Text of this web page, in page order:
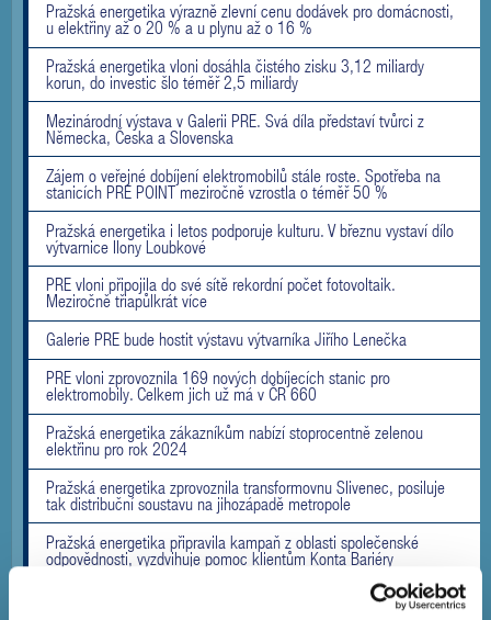
Pražská energetika výrazně zlevní cenu dodávek pro domácnosti,
u elektřiny až o 20 % a u plynu až o 16 %
Pražská energetika vloni dosáhla čistého zisku 3,12 miliardy
korun, do investic šlo téměř 2,5 miliardy
Mezinárodní výstava v Galerii PRE. Svá díla představí tvůrci z
Německa, Česka a Slovenska
Zájem o veřejné dobíjení elektromobilů stále roste. Spotřeba na
stanicích PRE POINT meziročně vzrostla o téměř 50 %
Pražská energetika i letos podporuje kulturu. V březnu vystaví dílo
výtvarnice Ilony Loubkové
PRE vloni připojila do své sítě rekordní počet fotovoltaik.
Meziročně třiapůlkrát více
Galerie PRE bude hostit výstavu výtvarníka Jiřího Lenečka
PRE vloni zprovoznila 169 nových dobíjecích stanic pro
elektromobily. Celkem jich už má v ČR 660
Pražská energetika zákazníkům nabízí stoprocentně zelenou
elektřinu pro rok 2024
Pražská energetika zprovoznila transformovnu Slivenec, posiluje
tak distribuční soustavu na jihozápadě metropole
Pražská energetika připravila kampaň z oblasti společenské
odpovědnosti, vyzdvihuje pomoc klientům Konta Bariéry
Pražská energetika od září zlevní cenu za dodávku elektřiny pro